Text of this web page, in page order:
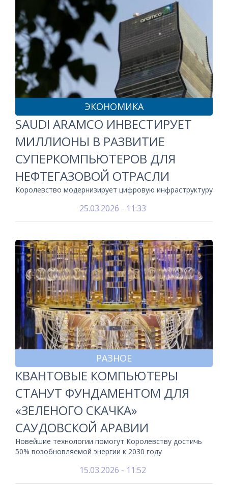
ЭКОНОМИКА
SAUDI ARAMCO ИНВЕСТИРУЕТ
МИЛЛИОНЫ В РАЗВИТИЕ
СУПЕРКОМПЬЮТЕРОВ ДЛЯ
НЕФТЕГАЗОВОЙ ОТРАСЛИ
Королевство модернизирует цифровую инфраструктуру
25.03.2026 - 11:33
РАЗНОЕ
КВАНТОВЫЕ КОМПЬЮТЕРЫ
СТАНУТ ФУНДАМЕНТОМ ДЛЯ
«ЗЕЛЕНОГО СКАЧКА»
САУДОВСКОЙ АРАВИИ
Новейшие технологии помогут Королевству достичь
50% возобновляемой энергии к 2030 году
15.03.2026 - 11:52